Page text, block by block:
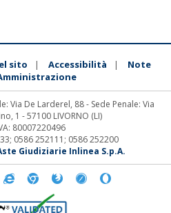
sito | Accessibilità |
Note
Via De Larderel, 88 - Sede Penale: Via
1 - 57100 LIVORNO (LI)
80007220496
0586 252111; 0586 252200
Giudiziarie Inlinea S.p.A.